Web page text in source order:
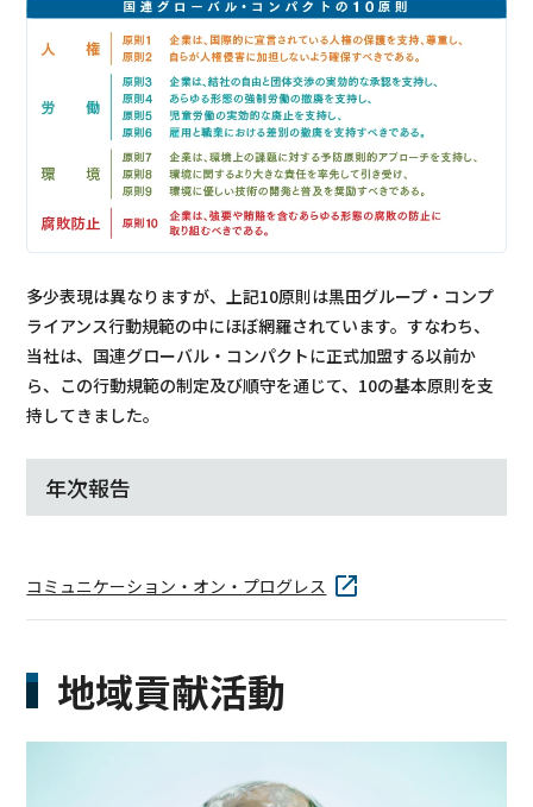
多少表現は異なりますが、上記10原則は黒田グループ・コンプ
ライアンス行動規範の中にほぼ網羅されています。すなわち、
当社は、国連グローバル・コンパクトに正式加盟する以前か
ら、この行動規範の制定及び順守を通じて、10の基本原則を支
持してきました。
年次報告
コミュニケーション・オン・プログレス
地域貢献活動